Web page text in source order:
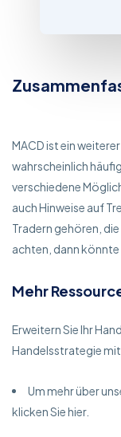
MACD ist ein
wahrscheinlich
verschiedene
auch Hinweise auf
Tradern gehören,
achten, dann könnte
Mehr
Erweitern Sie Ihr
Handelsstrategie
Um mehr über
klicken Sie hier.